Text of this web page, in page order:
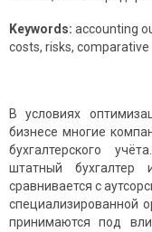
Keywords: accounting
costs, risks,
В условиях
бизнесе многие
бухгалтерского
штатный бухгалтер
сравнивается с
специализированной
принимаются под